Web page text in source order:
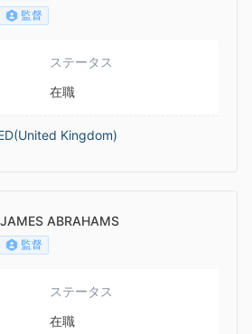
監督
ステータス
在職
Kingdom)
ABRAHAMS
監督
ステータス
在職